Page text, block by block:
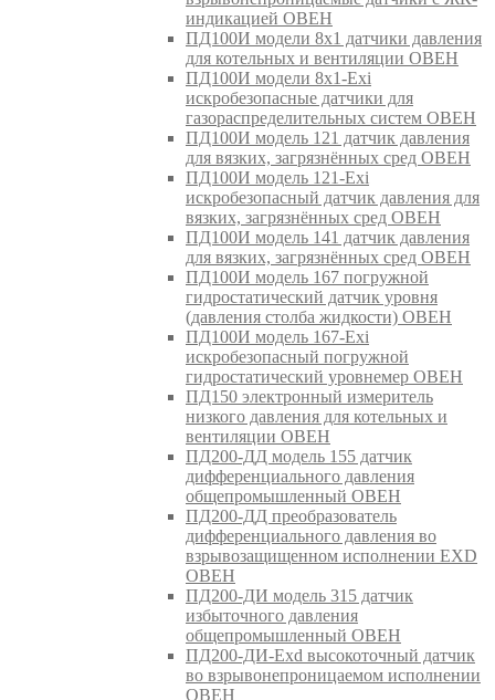
индикацией ОВЕН
ПД100И модели 8х1 датчики давления
для котельных и вентиляции ОВЕН
ПД100И модели 8х1-Exi
искробезопасные датчики для
газораспределительных систем ОВЕН
ПД100И модель 121 датчик давления
для вязких, загрязнённых сред ОВЕН
ПД100И модель 121-Exi
искробезопасный датчик давления для
вязких, загрязнённых сред ОВЕН
ПД100И модель 141 датчик давления
для вязких, загрязнённых сред ОВЕН
ПД100И модель 167 погружной
гидростатический датчик уровня
(давления столба жидкости) ОВЕН
ПД100И модель 167-Exi
искробезопасный погружной
гидростатический уровнемер ОВЕН
ПД150 электронный измеритель
низкого давления для котельных и
вентиляции ОВЕН
ПД200-ДД модель 155 датчик
дифференциального давления
общепромышленный ОВЕН
ПД200-ДД преобразователь
дифференциального давления во
взрывозащищенном исполнении EXD
ОВЕН
ПД200-ДИ модель 315 датчик
избыточного давления
общепромышленный ОВЕН
ПД200-ДИ-Exd высокоточный датчик
во взрывонепроницаемом исполнении
ОВЕН